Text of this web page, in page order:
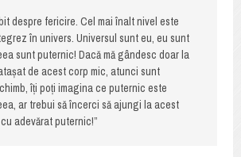
despre fericire. Cel mai înalt nivel este
în univers. Universul sunt eu, eu sunt
sunt puternic! Dacă mă gândesc doar la
de acest corp mic, atunci sunt
îți poți imagina ce puternic este
ar trebui să încerci să ajungi la acest
adevărat puternic!”